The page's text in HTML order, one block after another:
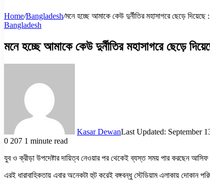
Home/Bangladesh/মনে হচ্ছে আমাকে কেউ দুর্নীতির মহাসাগরে ছেড়ে
Bangladesh
মনে হচ্ছে আমাকে কেউ দুর্নীতির মহাসাগরে ছেড়ে
Kasar DewanLast Updated: September
0 207 1 minute read
যুব ও ক্রীড়া উপদেষ্টার দায়িত্ব নেওয়ার পর থেকেই ব্যস্ত সময় পার করছেন আসিফ
এরই ধারাবাহিকতায় এবার অনেকটা হুট করেই বঙ্গবন্ধু স্টেডিয়াম এলাকায় দোকান